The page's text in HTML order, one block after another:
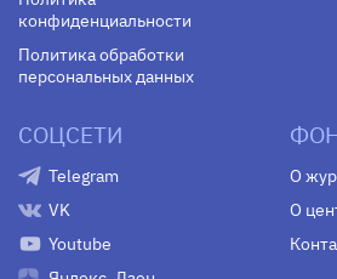
конфиденциальности
Политика обработки
персональных данных
СОЦСЕТИ
Telegram
VK
Youtube
О
О